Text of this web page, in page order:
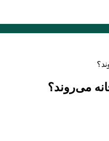
می‌روند؟